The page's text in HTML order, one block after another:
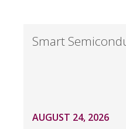
Smart
AUGUST 24, 2026